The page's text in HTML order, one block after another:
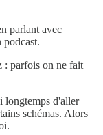
parlant avec
: parfois on ne fait
longtemps d'aller
schémas. Alors